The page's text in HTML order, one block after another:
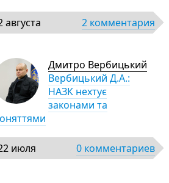
августа 2 комментария
Дмитро Вербицький
Вербицький Д.А.:
НАЗК нехтує
законами та
июля 0 комментариев